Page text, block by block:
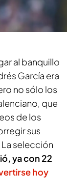
al banquillo
García era
no sólo los
que
de los
sus
selección
ya con 22
hoy